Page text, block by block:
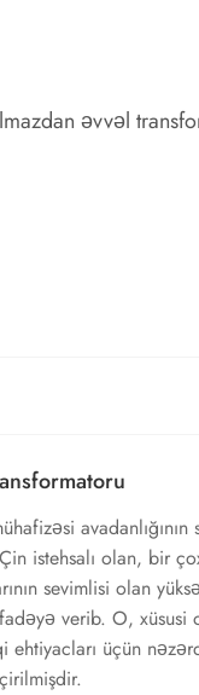
əvvəl
avadanlığının
istehsalı olan, bir
sevimlisi olan
verib. O, xüsusi
üçün